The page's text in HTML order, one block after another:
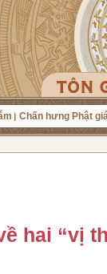
Chấn hưng Phật
hai “vị